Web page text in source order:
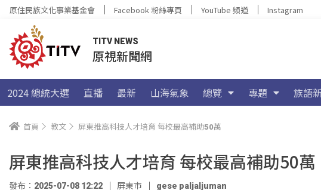
原住民族文化事業基金會 Facebook 粉絲專頁 YouTube 頻道 Instagram
TITV NEWS
原視新聞網
2024 總統大選 直播 最新 山海氣象 總覽 專題 族語
首頁 教文 屏東推高科技人才培育 每校最高補助50萬
屏東推高科技人才培育 每校最高補助50萬
發布：2025-07-08 12:22 屏東市 gese paljaljuman